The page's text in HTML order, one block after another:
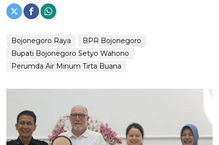
Bojonegoro Raya
BPR Bojonegoro
Bupati Bojonegoro Setyo Wahono
Perumda Air Minum Tirta Buana